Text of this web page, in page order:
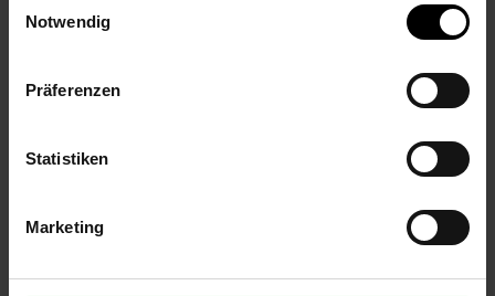
Notwendig
Präferenzen
Statistiken
Marketing
Gleichstrommotor und 7 variable Drehzahlen mit Sanftanlauf
Alternative zu einem Standmixer, wenn Sie sich gerne bewegen
und keine großen, schweren oder häufigen Mischungen
Artikelnummer: 3093051000